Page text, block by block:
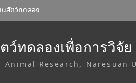
นสัตว์ทดลอง
เชียงใหม่ ลง
อบความ
ฐานสากล
ปลอดภัยส่วน
ว์ทดลองเพื่อการวิจั
Animal Research, Naresuan